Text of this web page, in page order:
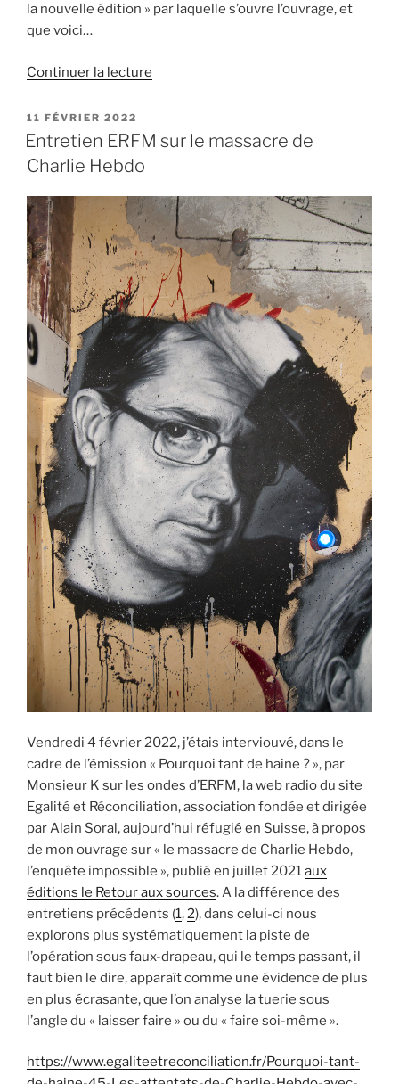
la nouvelle édition » par laquelle s’ouvre l’ouvrage, et
que voici…
Continuer la lecture
de
l’enquête
impossible » »
PUBLIÉ
LE
11 FÉVRIER 2022
Entretien ERFM sur le massacre de
Charlie Hebdo
Vendredi 4 février 2022, j’étais interviouvé, dans le
cadre de l’émission « Pourquoi tant de haine ? », par
Monsieur K sur les ondes d’ERFM, la web radio du site
Egalité et Réconciliation, association fondée et dirigée
par Alain Soral, aujourd’hui réfugié en Suisse, à propos
de mon ouvrage sur « le massacre de Charlie Hebdo,
l’enquête impossible », publié en juillet 2021aux
éditions le Retour aux sources. A la différence des
entretiens précédents (1,2), dans celui-ci nous
explorons plus systématiquement la piste de
l’opération sous faux-drapeau, qui le temps passant, il
faut bien le dire, apparaît comme une évidence de plus
en plus écrasante, que l’on analyse la tuerie sous
l’angle du « laisser faire » ou du « faire soi-même ».
https://www.egaliteetreconciliation.fr/Pourquoi-tant-